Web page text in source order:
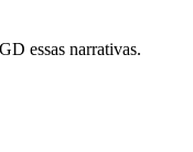
essas narrativas.